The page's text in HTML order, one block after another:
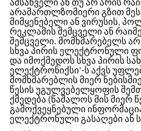
ამსახველი ან თუ არ არის
არამართლზომიერი გზით
მიმყენებელი ან ვირუსის,
რეკლამის შემცველი ან რაიმე
შემცველი. მომხმარებელს
სხვა პირის ელექტრონული
და იმოქმედოს სხვა პირის
ელექტრონიქსი’-ს აქვს
მომხმარებლის მიერ
წესის უგულვებელყოფის
ქმედება (წაშალოს მის მიერ
გამოქვეყნებული
ელექტრონული გასაღები ან